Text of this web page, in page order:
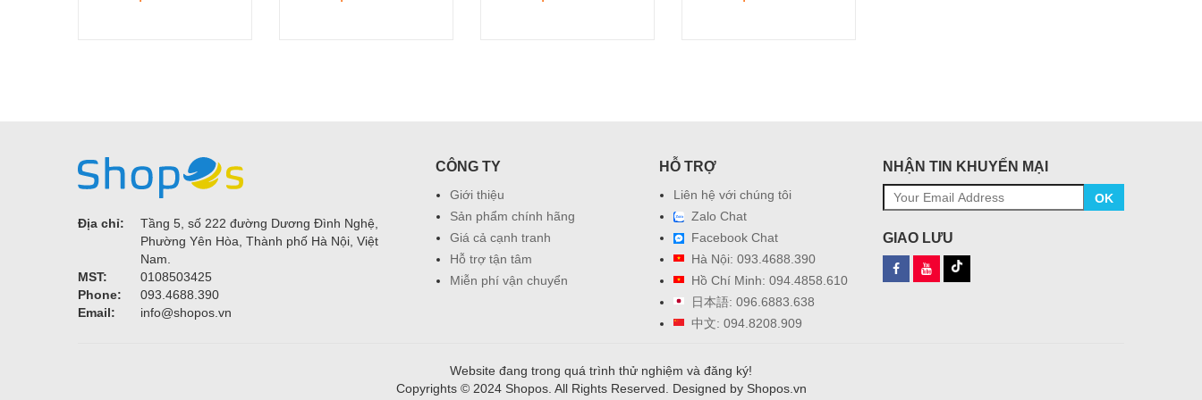
2.4. Hệ thống bảo vệ đa dạng
Nhà xưởng công nghiệp: Làm mát khu vực sản xuất.
Trung tâm thương mại: Điều hòa không khí cho siêu thị, showroom.
Tòa nhà văn phòng: Hệ thống điều hòa trung tâm.
4. Ưu điểm vượt trội
✅ Bền bỉ: Vận hành êm, ít hỏng hóc.
Địa chỉ:
Tầng 5, số 222 đường Dương Đình Nghệ,
Phường Yên Hòa, Thành phố Hà Nội, Việt
Nam.
MST:
0108503425
Phone:
093.4688.390
Email:
info@shopos.vn
CÔNG TY
Giới thiệu
Sản phẩm chính hãng
Giá cả cạnh tranh
Hỗ trợ tận tâm
Miễn phí vận chuyển
HỖ TRỢ
Liên hệ với chúng tôi
Zalo Chat
Facebook Chat
Hà Nội: 093.4688.390
Hồ Chí Minh: 094.4858.610
日本語: 096.6883.638
中文: 094.8208.909
NHẬN TIN KHUYẾN MẠI
OK
GIAO LƯU
Website đang trong quá trình thử nghiệm và đăng ký!
Copyrights © 2024 Shopos. All Rights Reserved. Designed by Shopos.vn